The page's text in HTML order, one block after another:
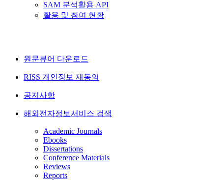
SAM 분석활용 API
활용 및 참여 현황
원문뷰어 다운로드
RISS 개인정보 재동의
공지사항
해외전자정보서비스 검색
Academic Journals
Ebooks
Dissertations
Conference Materials
Reviews
Reports